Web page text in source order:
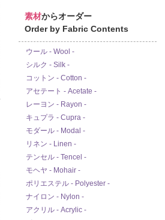
素材からオーダー
Order by Fabric Contents
ウール - Wool -
シルク - Silk -
コットン - Cotton -
アセテート - Acetate -
レーヨン - Rayon -
キュプラ - Cupra -
モダール - Modal -
リネン - Linen -
テンセル - Tencel -
モヘヤ - Mohair -
ポリエステル - Polyester -
ナイロン - Nylon -
アクリル - Acrylic -